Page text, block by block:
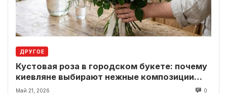
ДРУГОЕ
Кустовая роза в городском букете: почему
киевляне выбирают нежные композиции
вместо классики
Май 21, 2026 0